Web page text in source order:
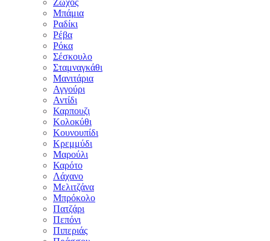
Ζωχός
Μπάμια
Ραδίκι
Ρέβα
Ρόκα
Σέσκουλο
Σταμναγκάθι
Μανιτάρια
Αγγούρι
Αντίδι
Καρπουζι
Κολοκύθι
Κουνουπίδι
Κρεμμύδι
Μαρούλι
Καρότο
Λάχανο
Μελιτζάνα
Μπρόκολο
Πατζάρι
Πεπόνι
Πιπεριάς